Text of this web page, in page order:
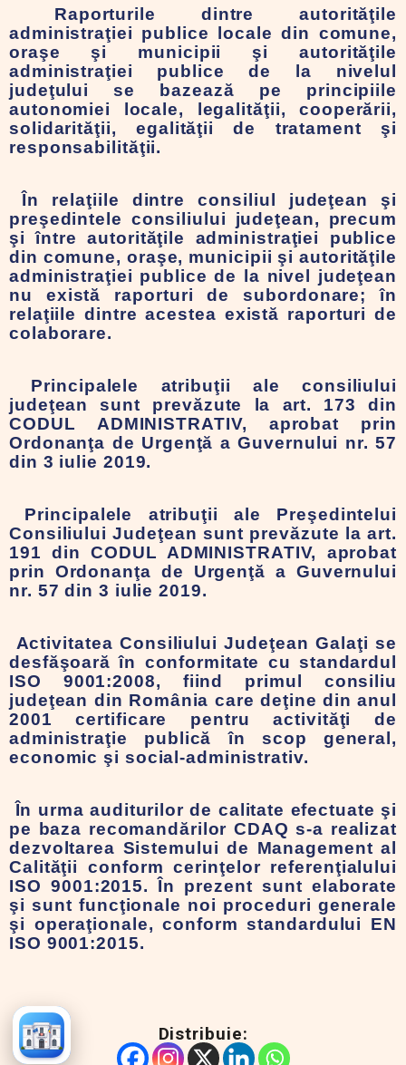
Raporturile dintre autorităţile
administraţiei publice locale din comune,
oraşe şi municipii şi autorităţile
administraţiei publice de la nivelul
judeţului se bazează pe principiile
autonomiei locale, legalităţii, cooperării,
solidarităţii, egalităţii de tratament şi
responsabilităţii.
În relaţiile dintre consiliul judeţean şi
preşedintele consiliului judeţean, precum
şi între autorităţile administraţiei publice
din comune, oraşe, municipii şi autorităţile
administraţiei publice de la nivel judeţean
nu există raporturi de subordonare; în
relaţiile dintre acestea există raporturi de
colaborare.
Principalele atribuţii ale consiliului
judeţean sunt prevăzute la art. 173 din
CODUL ADMINISTRATIV, aprobat prin
Ordonanţa de Urgenţă a Guvernului nr. 57
din 3 iulie 2019.
Principalele atribuţii ale Preşedintelui
Consiliului Judeţean sunt prevăzute la art.
191 din CODUL ADMINISTRATIV, aprobat
prin Ordonanţa de Urgenţă a Guvernului
nr. 57 din 3 iulie 2019.
Activitatea Consiliului Judeţean Galaţi se
desfăşoară în conformitate cu standardul
ISO 9001:2008, fiind primul consiliu
judeţean din România care deţine din anul
2001 certificare pentru activităţi de
administraţie publică în scop general,
economic şi social-administrativ.
În urma auditurilor de calitate efectuate şi
pe baza recomandărilor CDAQ s-a realizat
dezvoltarea Sistemului de Management al
Calităţii conform cerinţelor referenţialului
ISO 9001:2015. În prezent sunt elaborate
şi sunt funcţionale noi proceduri generale
şi operaţionale, conform standardului EN
ISO 9001:2015.
Distribuie: